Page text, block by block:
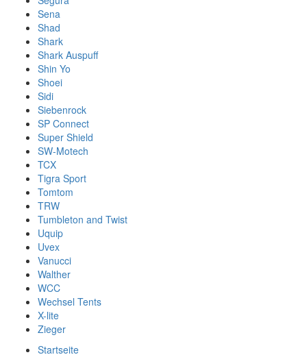
Sena
Shad
Shark
Shark Auspuff
Shin Yo
Shoei
Sidi
Siebenrock
SP Connect
Super Shield
SW-Motech
TCX
Tigra Sport
Tomtom
TRW
Tumbleton and Twist
Uquip
Uvex
Vanucci
Walther
WCC
Wechsel Tents
X-lite
Zieger
Startseite